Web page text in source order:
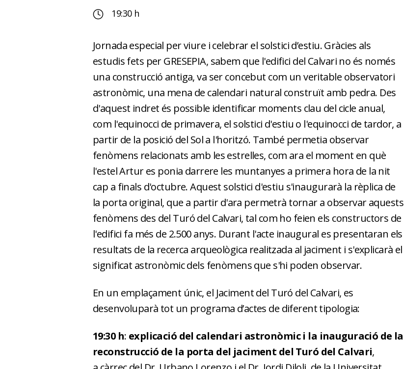
19:30 h
Jornada especial per viure i celebrar el solstici d’estiu. Gràcies als
estudis fets per GRESEPIA, sabem que l'edifici del Calvari no és només
una construcció antiga, va ser concebut com un veritable observatori
astronòmic, una mena de calendari natural construït amb pedra. Des
d'aquest indret és possible identificar moments clau del cicle anual,
com l'equinocci de primavera, el solstici d'estiu o l'equinocci de tardor, a
partir de la posició del Sol a l'horitzó. També permetia observar
fenòmens relacionats amb les estrelles, com ara el moment en què
l'estel Artur es ponia darrere les muntanyes a primera hora de la nit
cap a finals d'octubre. Aquest solstici d'estiu s'inaugurarà la rèplica de
la porta original, que a partir d'ara permetrà tornar a observar aquests
fenòmens des del Turó del Calvari, tal com ho feien els constructors de
l'edifici fa més de 2.500 anys. Durant l'acte inaugural es presentaran els
resultats de la recerca arqueològica realitzada al jaciment i s'explicarà el
significat astronòmic dels fenòmens que s'hi poden observar.
En un emplaçament únic, el Jaciment del Turó del Calvari, es
desenvoluparà tot un programa d’actes de diferent tipologia:
19:30 h: explicació del calendari astronòmic i la inauguració de la
reconstrucció de la porta del jaciment del Turó del Calvari,